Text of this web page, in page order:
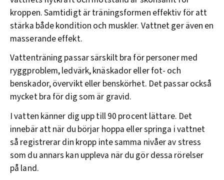
kroppen. Samtidigt är träningsformen effektiv för att
stärka både kondition och muskler. Vattnet ger även en
masserande effekt.
Vattenträning passar särskilt bra för personer med
ryggproblem, ledvärk, knäskador eller fot- och
benskador, övervikt eller benskörhet. Det passar också
mycket bra för dig som är gravid.
I vatten känner dig upp till 90 procent lättare. Det
innebär att när du börjar hoppa eller springa i vattnet
så registrerar din kropp inte samma nivåer av stress
som du annars kan uppleva när du gör dessa rörelser
på land.